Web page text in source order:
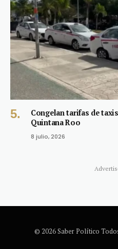
Congelan tarifas de
Quintana Roo
8 julio, 2026
© 2026 Saber Político